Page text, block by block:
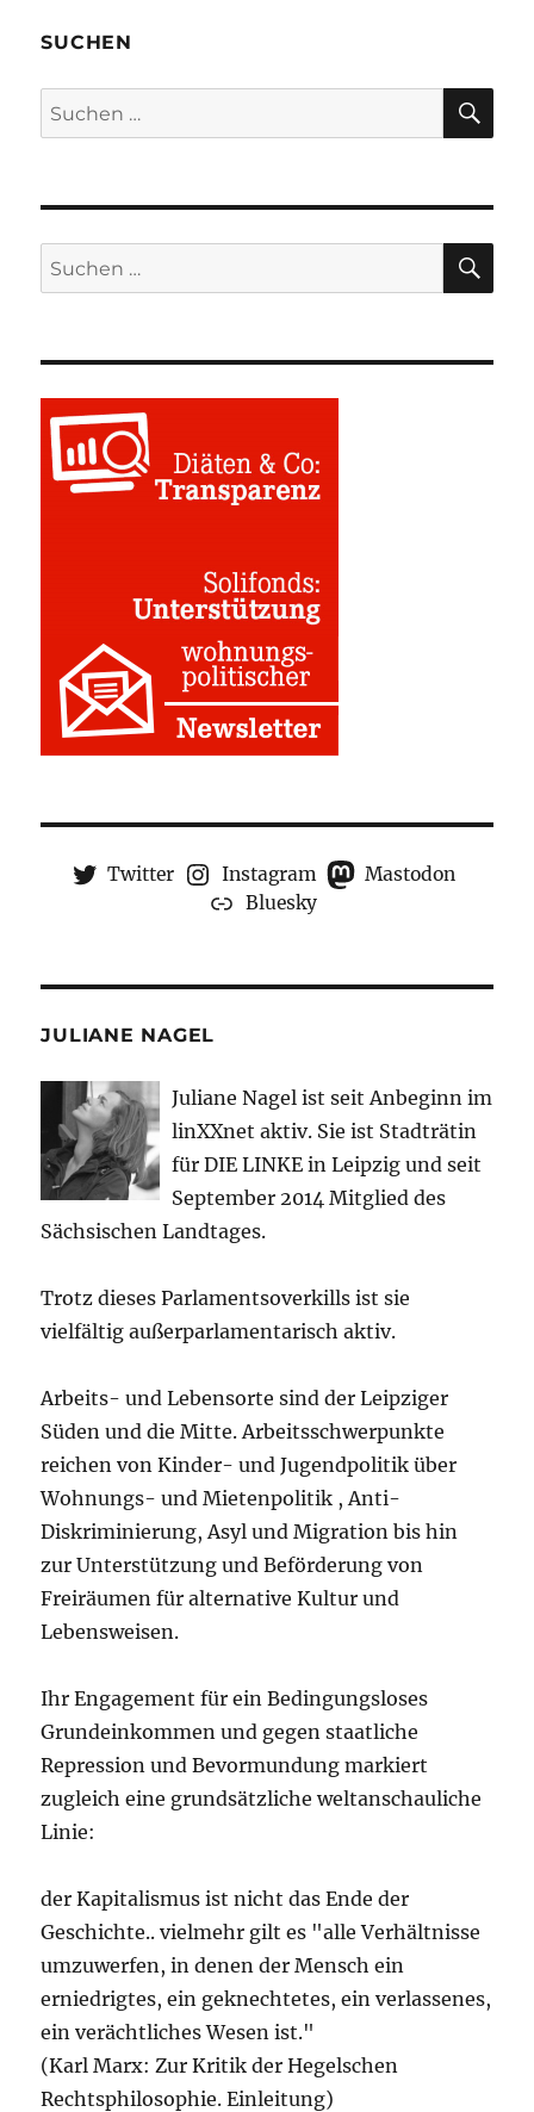
SUCHEN
Suchen
nach:
Suchen
nach:
Twitter Instagram
Mastodon
Bluesky
JULIANE NAGEL
Juliane Nagel ist seit Anbeginn im
linXXnet aktiv. Sie ist Stadträtin
für DIE LINKE in Leipzig und seit
September 2014 Mitglied des
Sächsischen Landtages.
Trotz dieses Parlamentsoverkills ist sie
vielfältig außerparlamentarisch aktiv.
Arbeits- und Lebensorte sind der Leipziger
Süden und die Mitte. Arbeitsschwerpunkte
reichen von Kinder- und Jugendpolitik über
Wohnungs- und Mietenpolitik , Anti-
Diskriminierung, Asyl und Migration bis hin
zur Unterstützung und Beförderung von
Freiräumen für alternative Kultur und
Lebensweisen.
Ihr Engagement für ein Bedingungsloses
Grundeinkommen und gegen staatliche
Repression und Bevormundung markiert
zugleich eine grundsätzliche weltanschauliche
Linie:
der Kapitalismus ist nicht das Ende der
Geschichte.. vielmehr gilt es "alle Verhältnisse
umzuwerfen, in denen der Mensch ein
erniedrigtes, ein geknechtetes, ein verlassenes,
ein verächtliches Wesen ist."
(Karl Marx: Zur Kritik der Hegelschen
Rechtsphilosophie. Einleitung)